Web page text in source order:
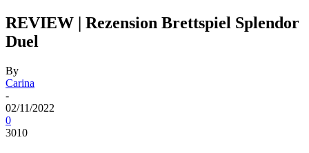
REVIEW | Rezension Brettspiel Splendor
Duel
By
Carina
-
02/11/2022
0
3010